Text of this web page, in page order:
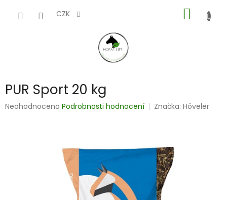
CZK
KOŠÍK
PUR Sport 20 kg
Průměrné
Neohodnoceno Podrobnosti hodnocení Značka:Höveler